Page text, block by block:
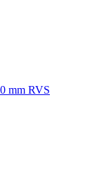
mm RVS